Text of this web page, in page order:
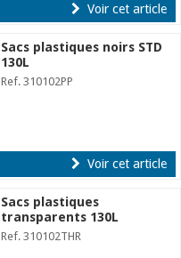
Voir cet article
Sacs plastiques noirs STD
130L
Ref. 310102PP
Voir cet article
Sacs plastiques
transparents 130L
Ref. 310102THR